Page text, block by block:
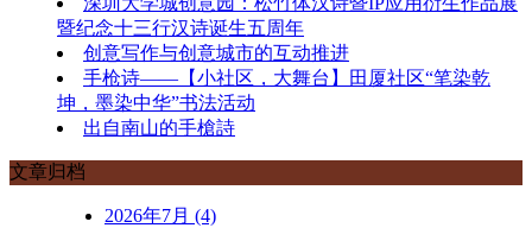
暨纪念十三行汉诗诞生五周年
创意写作与创意城市的互动推进
手枪诗——【小社区，大舞台】田厦社区“笔染乾
坤，墨染中华”书法活动
出自南山的手槍詩
文章归档
2026年7月 (4)